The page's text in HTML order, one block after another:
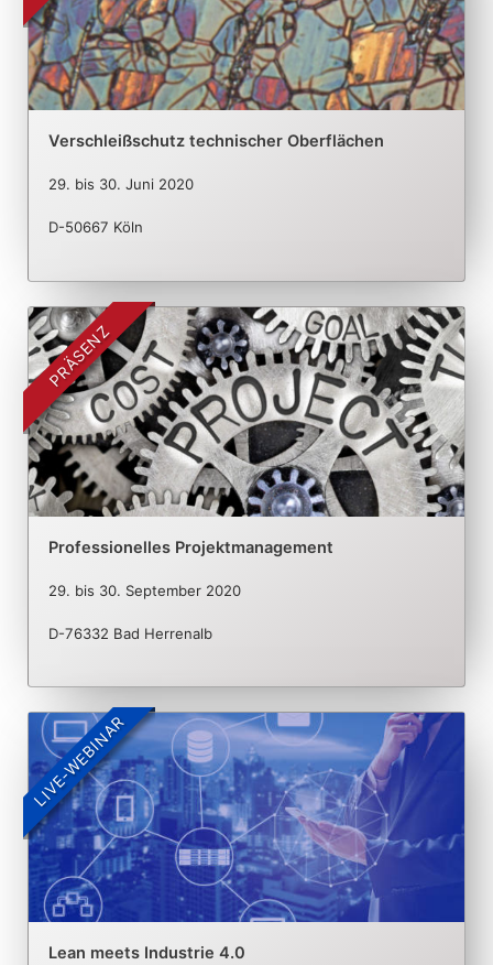
Verschleißschutz technischer Oberflächen
29. bis 30. Juni 2020
D-50667 Köln
PRÄSENZ
Professionelles Projektmanagement
29. bis 30. September 2020
D-76332 Bad Herrenalb
LIVE-WEBINAR
Lean meets Industrie 4.0​